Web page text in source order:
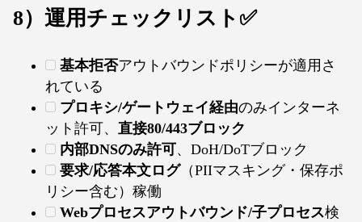
8）運用チェックリスト✅
基本拒否アウトバウンドポリシーが適用さ
れている
プロキシ/ゲートウェイ経由のみインターネ
ット許可、 直接80/443ブロック
内部DNSのみ許可、DoH/DoTブロック
要求/応答本文ログ（PIIマスキング・保存ポ
リシー含む）稼働
Webプロセスアウトバウンド/子プロセス検